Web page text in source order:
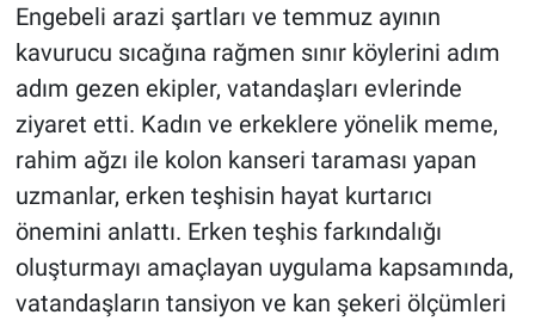
Engebeli arazi şartları ve temmuz ayının
kavurucu sıcağına rağmen sınır köylerini adım
adım gezen ekipler, vatandaşları evlerinde
ziyaret etti. Kadın ve erkeklere yönelik meme,
rahim ağzı ile kolon kanseri taraması yapan
uzmanlar, erken teşhisin hayat kurtarıcı
önemini anlattı. Erken teşhis farkındalığı
oluşturmayı amaçlayan uygulama kapsamında,
vatandaşların tansiyon ve kan şekeri ölçümleri